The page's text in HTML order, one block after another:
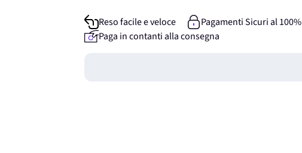
Reso facile e veloce
Pagamenti Sicuri al 100%
Paga in contanti alla consegna